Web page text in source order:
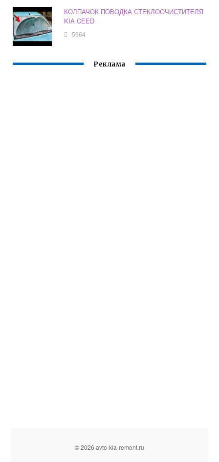
КОЛПАЧОК ПОВОДКА СТЕКЛООЧИСТИТЕЛЯ
KIA CEED
5964
Реклама
© 2026 avto-kia-remont.ru